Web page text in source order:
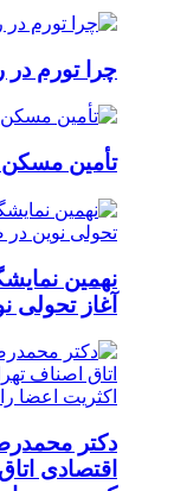
چرا تورم
تأمین
نهمین
آغاز تحولی
دکتر
اقتصادی